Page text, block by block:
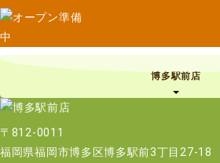
博多駅前店
〒812-0011
福岡県福岡市博多区博多駅前3丁目27-18